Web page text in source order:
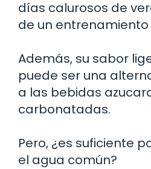
días calurosos de
de un entrenamiento
Además, su sabor
puede ser una
a las bebidas
carbonatadas.
Pero, ¿es suficiente
el agua común?